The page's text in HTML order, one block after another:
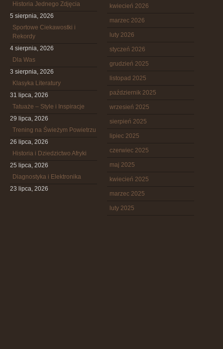
Historia Jednego Zdjęcia
5 sierpnia, 2026
Sportowe Ciekawostki i
Rekordy
4 sierpnia, 2026
Dla Was
3 sierpnia, 2026
Klasyka Literatury
31 lipca, 2026
Tatuaże – Style i Inspiracje
29 lipca, 2026
Trening na Świeżym Powietrzu
26 lipca, 2026
Historia i Dziedzictwo Afryki
25 lipca, 2026
Diagnostyka i Elektronika
23 lipca, 2026
kwiecień 2026
marzec 2026
luty 2026
styczeń 2026
grudzień 2025
listopad 2025
październik 2025
wrzesień 2025
sierpień 2025
lipiec 2025
czerwiec 2025
maj 2025
kwiecień 2025
marzec 2025
luty 2025